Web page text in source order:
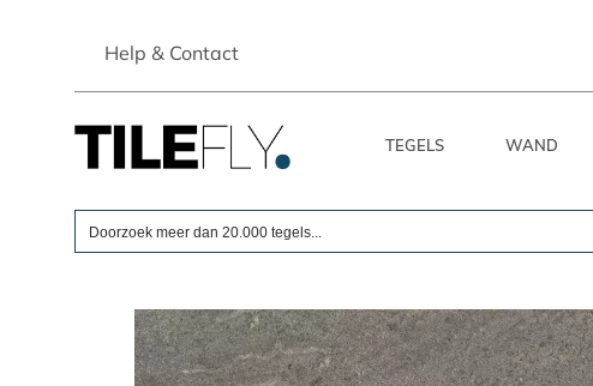
Help & Contact
TEGELS WAND